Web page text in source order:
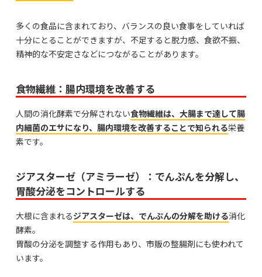
多くの食品に含まれており、バランスの良い食事をしていれば
十分にとることができますが、不足すると脱力感、食欲不振、
精神的な不安定さなどにつながることがあります。
食物繊維：腸内環境を改善する
人間の消化酵素で分解されない食物繊維は、大腸まで達して腸
内細菌のエサになり、腸内環境を改善することで知られる栄養
素です。
ジアスターゼ（アミラーゼ）：でんぷんを分解し、
胃酸分泌をコントロールする
大根に含まれるジアスターゼは、でんぷんの分解を助ける消化
酵素。
胃酸の分泌を調整する作用もあり、市販の整腸剤にも使われて
います。